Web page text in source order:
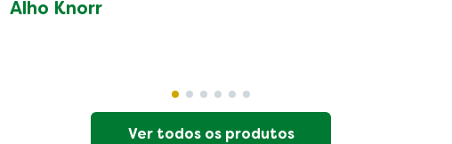
Alho Knorr
Ver todos os produtos